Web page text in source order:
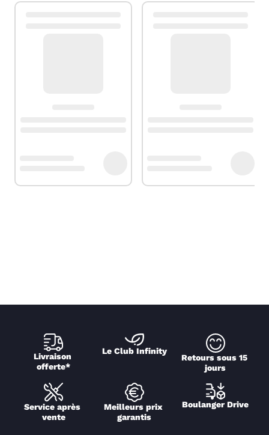
Livraison
offerte*
Le Club Infinity
Retours sous 15
jours
Service après
vente
Meilleurs prix
garantis
Boulanger Drive